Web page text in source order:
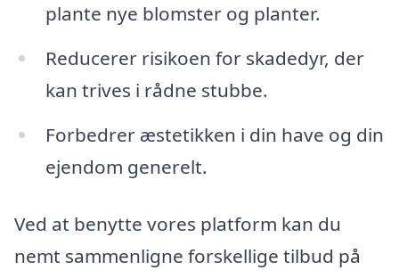
plante nye blomster og planter.
Reducerer risikoen for skadedyr, der
kan trives i rådne stubbe.
Forbedrer æstetikken i din have og din
ejendom generelt.
Ved at benytte vores platform kan du
nemt sammenligne forskellige tilbud på